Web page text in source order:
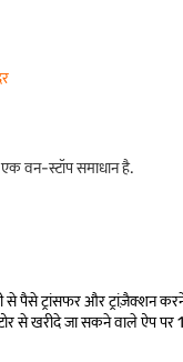
वन-स्टॉप समाधान है.
पैसे ट्रांसफर और ट्रांज़ैक्शन
से खरीदे जा सकने वाले ऐप पर